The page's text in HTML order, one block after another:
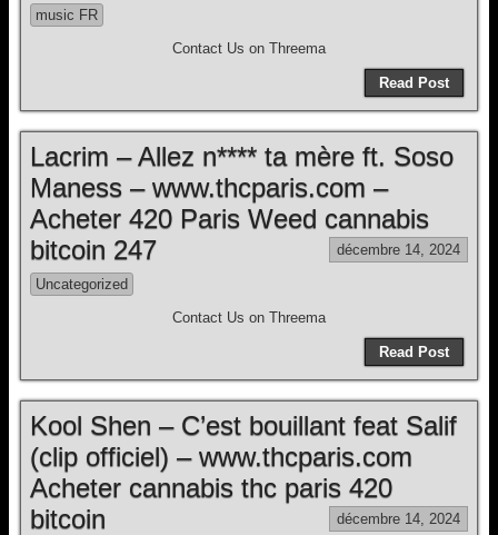
music FR
Contact Us on Threema
Read Post
Lacrim – Allez n**** ta mère ft. Soso
Maness – www.thcparis.com –
Acheter 420 Paris Weed cannabis
bitcoin 247
décembre 14, 2024
Uncategorized
Contact Us on Threema
Read Post
Kool Shen – C’est bouillant feat Salif
(clip officiel) – www.thcparis.com
Acheter cannabis thc paris 420
bitcoin
décembre 14, 2024